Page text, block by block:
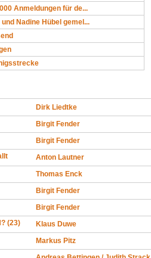
Anmeldungen für de...
Nadine Hübel gemel...
Dirk Liedtke
Birgit Fender
Birgit Fender
Anton Lautner
Thomas Enck
Birgit Fender
Birgit Fender
(23)
Klaus Duwe
Markus Pitz